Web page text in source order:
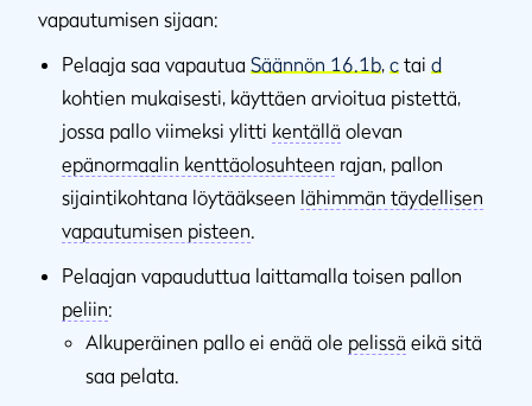
vapautumisen sijaan:
Pelaaja saa vapautua Säännön 16.1b, c tai d
kohtien mukaisesti, käyttäen arvioitua pistettä,
jossa pallo viimeksi ylitti kentällä olevan
epänormaalin kenttäolosuhteen rajan, pallon
sijaintikohtana löytääkseen lähimmän täydellisen
vapautumisen pisteen
Pelaajan vapauduttua laittamalla toisen pallon
peliin:
Alkuperäinen pallo ei enää ole pelissä eikä sitä
saa pelata.